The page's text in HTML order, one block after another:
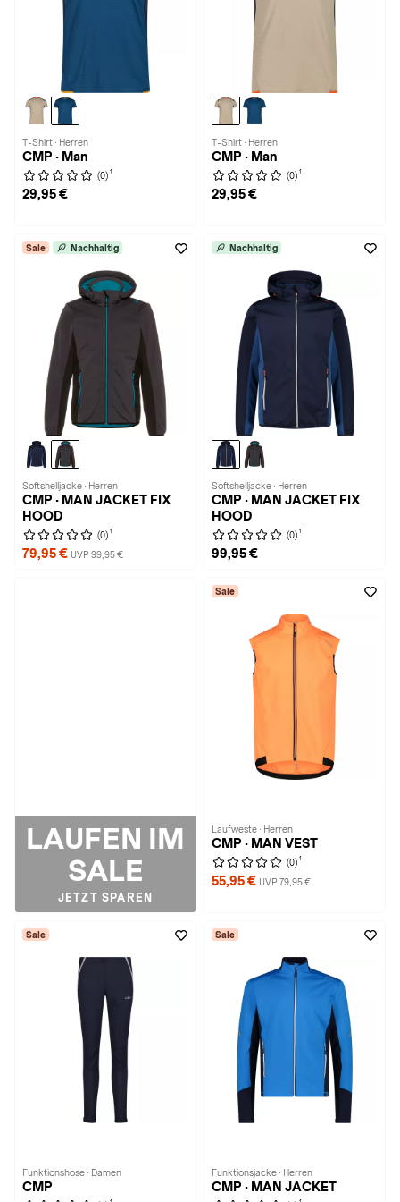
T-Shirt · Herren
CMP · Man
(0) 1
29,95 €
T-Shirt · Herren
CMP · Man
(0) 1
29,95 €
Sale Nachhaltig
Softshelljacke · Herren
CMP · MAN JACKET FIX
HOOD
(0) 1
79,95 € UVP 99,95 €
Nachhaltig
Softshelljacke · Herren
CMP · MAN JACKET FIX
HOOD
(0) 1
99,95 €
LAUFEN IM
SALE
JETZT SPAREN
Sale
Laufweste · Herren
CMP · MAN VEST
(0) 1
55,95 € UVP 79,95 €
Sale
Funktionshose · Damen
CMP
Sale
Funktionsjacke · Herren
CMP · MAN JACKET